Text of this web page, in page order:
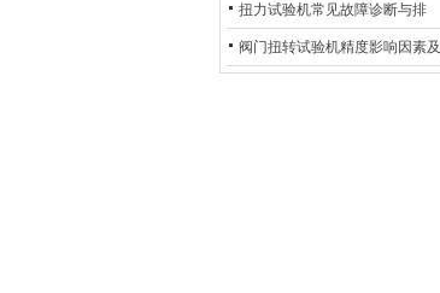
动态测试的标准化流程
扭力试验机常见故障诊断与排
除：从传感器信号异常到机械传
阀门扭转试验机精度影响因素及